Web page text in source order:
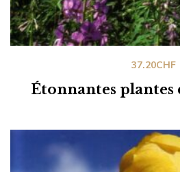
Étonnantes plantes
37.20CHF